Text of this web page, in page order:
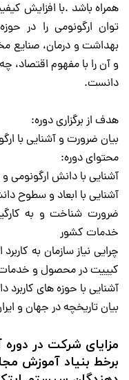
همراه باشد .با افزایش
توان ارگونومی را در
بهداشت و درمان، صنایع
و آن را با مفهوم
دانست.
هدف از برگزاریدوره:
بیان ضرورت و آشنایی با
محتوایدوره:
آشنایی با دانش ارگونومی
آشنایی با ابعاد و سطوح
ضرورت شناخت و به
خدمات کشور
چرایی نیاز سازمان به
کیییت در محصول و
آشنایی با حوزه های کاربرد
بیان تاریخچه در جهان و
مزایای شرکت در
برخط بنیاد آموزش